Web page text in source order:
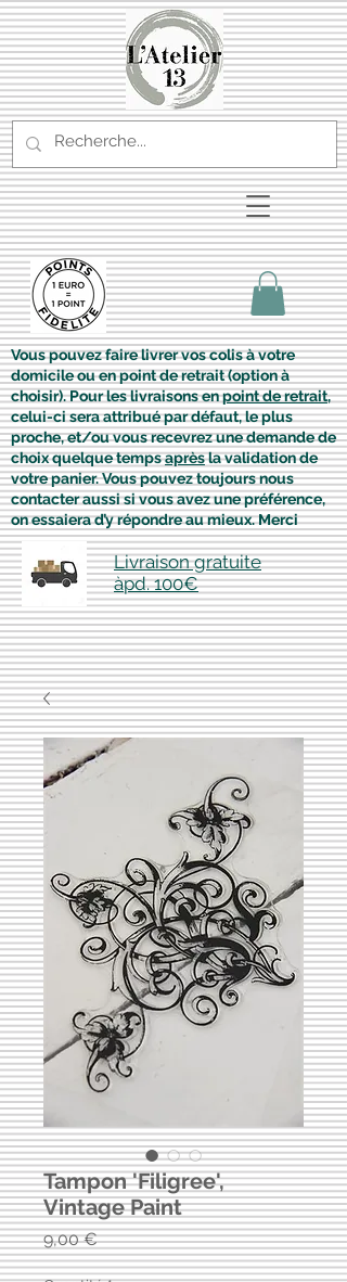
Vous pouvez faire livrer vos colis à votre
domicile ou en point de retrait (option à
choisir). Pour les livraisons enpoint de retrait,
celui-ci sera attribué par défaut, le plus
proche, et/ou vous recevrez une demande de
choix quelque tempsaprèsla validation de
votre panier. Vous pouvez toujours nous
contacter aussi si vous avez une préférence,
on essaiera d’y répondre au mieux. Merci
Livraison gratuite
àpd. 100€
Tampon 'Filigree',
Vintage Paint
9,00 €Prix